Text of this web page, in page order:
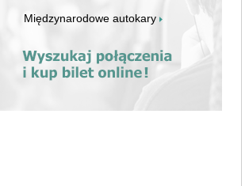
Międzynarodowe autokary